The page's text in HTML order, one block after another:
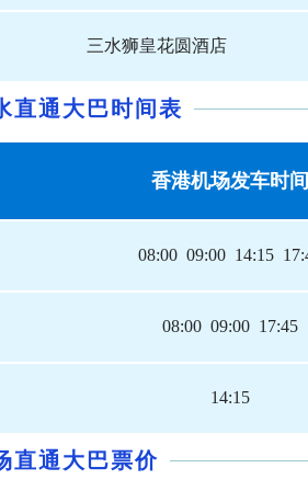
三水狮皇花圆酒店
直通大巴时间表
香港机场发车时间
08:00 09:00 14:15
08:00 09:00 17:45
14:15
直通大巴票价